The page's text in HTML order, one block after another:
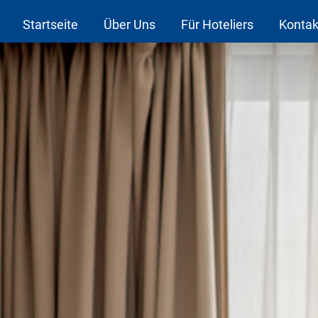
Startseite Über Uns Für Hoteliers